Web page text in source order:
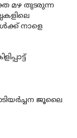
മഴ തുടരുന്ന
നാളെ
ജൂലൈ